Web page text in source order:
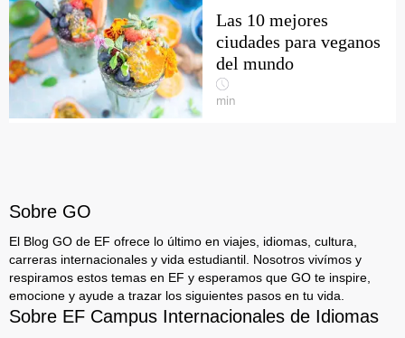
Las 10 mejores
ciudades para veganos
del mundo
min
Sobre GO
El Blog GO de EF ofrece lo último en viajes, idiomas, cultura,
carreras internacionales y vida estudiantil. Nosotros vivímos y
respiramos estos temas en EF y esperamos que GO te inspire,
emocione y ayude a trazar los siguientes pasos en tu vida.
Sobre EF Campus Internacionales de Idiomas